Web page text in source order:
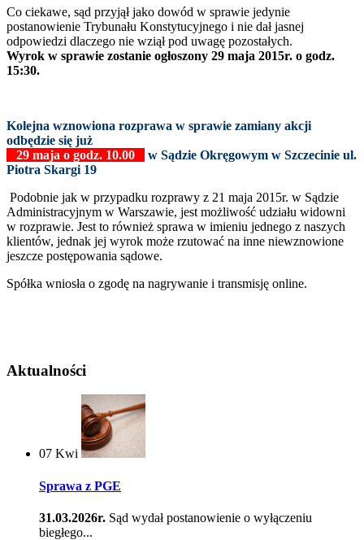
Co ciekawe, sąd przyjął jako dowód w sprawie jedynie
postanowienie Trybunału Konstytucyjnego i nie dał jasnej
odpowiedzi dlaczego nie wziął pod uwagę pozostałych.
Wyrok w sprawie zostanie ogłoszony 29 maja 2015r. o godz.
15:30.
Kolejna wznowiona rozprawa w sprawie zamiany akcji
odbędzie się już
29 maja o godz. 10.00
w Sądzie Okręgowym w Szczecinie ul.
Piotra Skargi 19
Podobnie jak w przypadku rozprawy z 21 maja 2015r. w Sądzie
Administracyjnym w Warszawie, jest możliwość udziału widowni
w rozprawie. Jest to również sprawa w imieniu jednego z naszych
klientów, jednak jej wyrok może rzutować na inne niewznowione
jeszcze postępowania sądowe.
Spółka wniosła o zgodę na nagrywanie i transmisję online.
Aktualności
07 Kwi
Sprawa z PGE
31.03.2026r. Sąd wydał postanowienie o wyłączeniu
biegłego...